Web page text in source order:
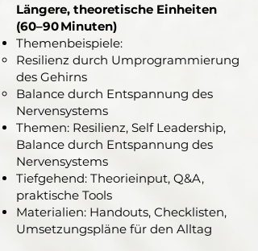
Längere, theoretische Einheiten
(60–90 Minuten)​
Themenbeispiele:
Resilienz durch Umprogrammierung
des Gehirns
Balance durch Entspannung des
Nervensystems
Themen: Resilienz, Self Leadership,
Balance durch Entspannung des
Nervensystems
Tiefgehend: Theorieinput, Q&A,
praktische Tools
Materialien: Handouts, Checklisten,
Umsetzungspläne für den Alltag